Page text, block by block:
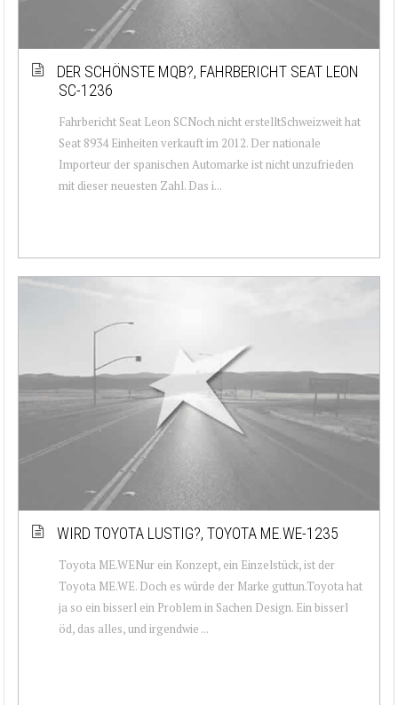
DER SCHÖNSTE MQB?, FAHRBERICHT SEAT LEON
SC-1236
Fahrbericht Seat Leon SCNoch nicht erstelltSchweizweit hat
Seat 8934 Einheiten verkauft im 2012. Der nationale
Importeur der spanischen Automarke ist nicht unzufrieden
mit dieser neuesten Zahl. Das i...
WIRD TOYOTA LUSTIG?, TOYOTA ME.WE-1235
Toyota ME.WENur ein Konzept, ein Einzelstück, ist der
Toyota ME.WE. Doch es würde der Marke guttun.Toyota hat
ja so ein bisserl ein Problem in Sachen Design. Ein bisserl
öd, das alles, und irgendwie ...